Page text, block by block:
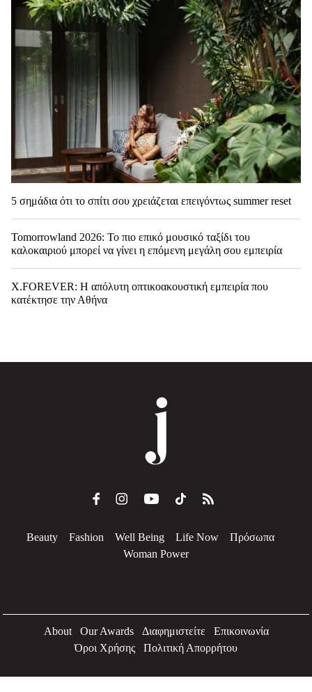
5 σημάδια ότι το σπίτι σου χρειάζεται επειγόντως summer reset
Tomorrowland 2026: Το πιο επικό μουσικό ταξίδι του
καλοκαιριού μπορεί να γίνει η επόμενη μεγάλη σου εμπειρία
X.FOREVER: Η απόλυτη οπτικοακουστική εμπειρία που
κατέκτησε την Αθήνα
Beauty Fashion Well Being Life Now
Πρόσωπα
Woman Power
About Our Awards Διαφημιστείτε
Επικοινωνία
Όροι Χρήσης
Πολιτική Απορρήτου